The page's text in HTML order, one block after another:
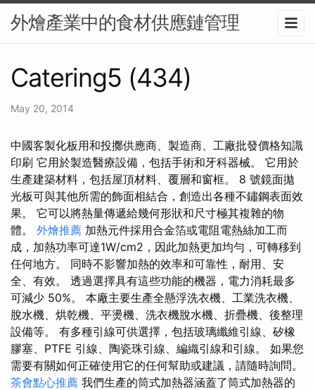
外燴產業中的食材供應鏈管理
Catering5 (434)
May 20, 2014
中國客製化板用和投擲供應商、製造商、工廠批發價格知識
印刷 它用於製造醫療設備，包括手術和牙科器械。 它用於
生產建築材料，包括屋頂材料、覆層和窗框。 8 號鏡面拋
光板可與其他所需的飾面相結合，創造出各種不鏽鋼表面效
果。 它可以將熱量傳遞給幾何形狀和尺寸極其複雜的物
體。 外燴推薦 加熱元件採用合金箔或電阻電熱絲加工而
成，加熱功率可達1W/cm2，因此加熱更加均勻，可轉移到
任何地方。 同時不影響加熱的效率和可靠性，耐用、安
全、有效。 透過選擇具有這些功能的機器，電力消耗最多
可減少 50%。 本廠主要生產全懸浮洗衣機、工業洗衣機、
脫水機、烘乾機、平燙機、洗衣機脫水機、折疊機、後整理
設備等。 有多種引線可供選擇，包括玻璃纖維引線、矽橡
膠塞、PTFE 引線、陶瓷珠引線、編織引線和引線。 如果您
需要有關如何正確使用它的任何幫助或建議，請隨時詢問。
茶會點心推薦 我們生產的筒式加熱器涵蓋了筒式加熱器的